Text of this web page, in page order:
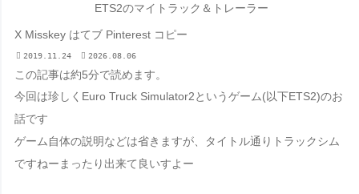
ETS2のマイトラック＆トレーラー
X Misskey はてブ Pinterest コピー
2019.11.24 2026.08.06
この記事は約5分で読めます。
今回は珍しく Euro Truck Simulator2というゲーム(以下ETS2)のお
話です
ゲーム自体の説明などは省きますが、タイトル通りトラックシム
ですねーまったり出来て良いすよー